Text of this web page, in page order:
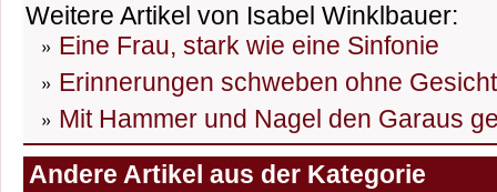
Weitere Artikel von Isabel Winklbauer:
Eine Frau, stark wie eine Sinfonie
Erinnerungen schweben ohne Gesicht
Mit Hammer und Nagel den Garaus
Andere Artikel aus der Kategorie